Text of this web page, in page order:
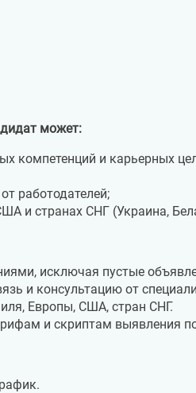
может:
компетенций и карьерных
работодателей;
и странах СНГ (Украина,
исключая пустые
и консультацию от
Европы, США, стран СНГ.
и скриптам выявления